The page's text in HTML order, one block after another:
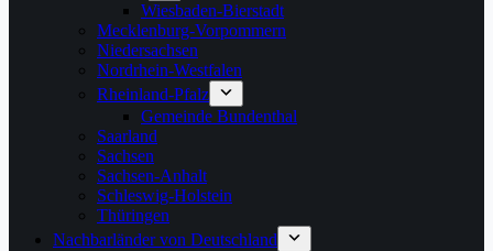
Wiesbaden-Bierstadt
Mecklenburg-Vorpommern
Niedersachsen
Nordrhein-Westfalen
Rheinland-Pfalz
Gemeinde Bundenthal
Saarland
Sachsen
Sachsen-Anhalt
Schleswig-Holstein
Thüringen
Nachbarländer von Deutschland